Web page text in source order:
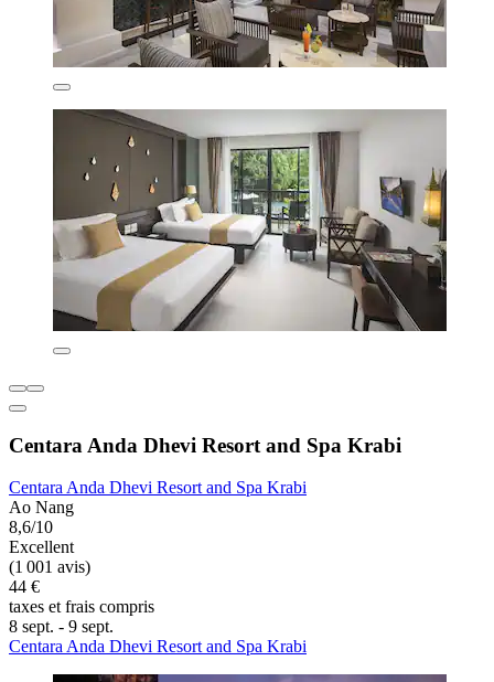
Centara Anda Dhevi Resort and Spa Krabi
Centara Anda Dhevi Resort and Spa Krabi
Ao Nang
8,6/10
Excellent
(1 001 avis)
44 €
taxes et frais compris
8 sept. - 9 sept.
Centara Anda Dhevi Resort and Spa Krabi